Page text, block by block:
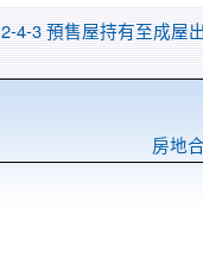
2-4-3 預售屋持有至成屋
房地